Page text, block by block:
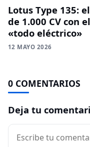
Lotus Type 135:
de 1.000 CV con
«todo eléctrico»
12 MAYO 2026
0 COMENTARIOS
Deja tu
Comentario